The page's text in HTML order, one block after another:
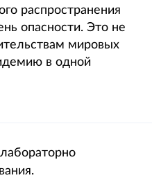
распространения
опасности. Это не
мировых
в одной